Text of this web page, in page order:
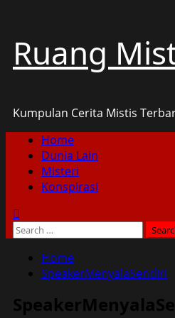
content
Ruang
Kumpulan Cerita Mistis
Primary
Menu
Home
Dunia Lain
Misteri
Konspirasi
Search
Home
SpeakerMenyalaSendiri